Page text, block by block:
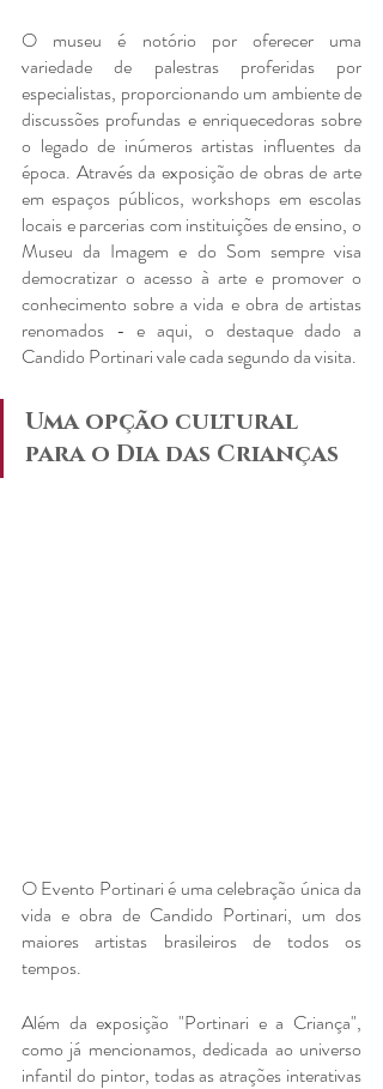
O museu é notório por oferecer uma
variedade de palestras proferidas por
especialistas, proporcionando um ambiente de
discussões profundas e enriquecedoras sobre
o legado de inúmeros artistas influentes da
época. Através da exposição de obras de arte
em espaços públicos, workshops em escolas
locais e parcerias com instituições de ensino, o
Museu da Imagem e do Som sempre visa
democratizar o acesso à arte e promover o
conhecimento sobre a vida e obra de artistas
renomados - e aqui, o destaque dado a
Candido Portinari vale cada segundo da visita.
Uma opção cultural
para o Dia das Crianças
O Evento Portinari é uma celebração única da
vida e obra de Candido Portinari, um dos
maiores artistas brasileiros de todos os
tempos.
Além da exposição "Portinari e a Criança",
como já mencionamos, dedicada ao universo
infantil do pintor, todas as atrações interativas